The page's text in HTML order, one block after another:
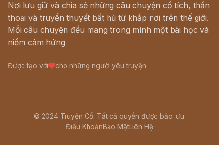
Nơi lưu giữ và chia sẻ những câu chuyện cổ tích, thần
thoại và truyền thuyết bất hủ từ khắp nơi trên thế giới.
Mỗi câu chuyện đều mang trong mình một bài học và
niềm cảm hứng.
Được tạo với cho những người yêu truyện
© 2024 Truyện Cổ. Tất cả quyền được bảo lưu.
Điều KhoảnBảo MậtLiên Hệ